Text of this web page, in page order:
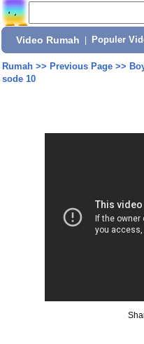
Video Rumah Populer
Rumah>> Previous Page>>
sode 10